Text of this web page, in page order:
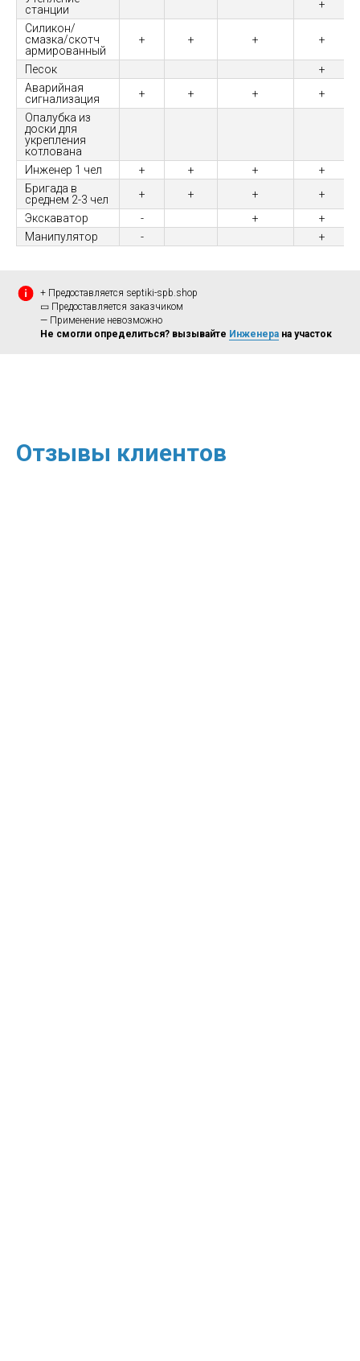
станции
+
Силикон/
смазка/скотч
армированный
+ + + +
Песок
+
Аварийная
сигнализация
+ + +
+
Опалубка из
доски для
укрепления
котлована
Инженер 1 чел
+ + +
+
Бригада в
среднем 2-3 чел
+ + +
+
Экскаватор
- +
+
Манипулятор
- +
+ Предоставляется septiki-spb.shop
▭ Предоставляется заказчиком
— Применение невозможно
Не смогли определиться? вызывайте Инженера на участок
Отзывы клиентов